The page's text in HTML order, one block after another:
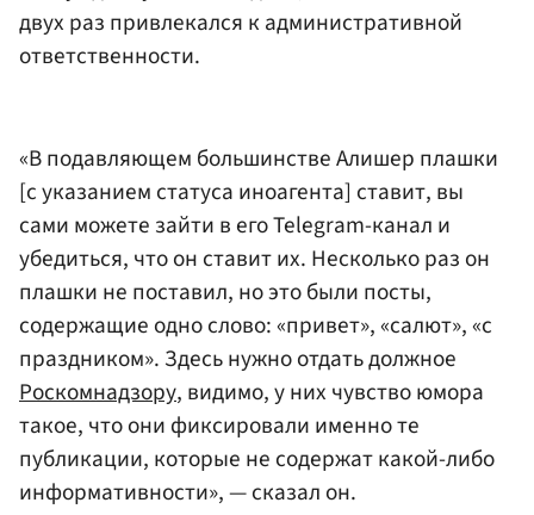
двух раз привлекался к административной
ответственности.
«В подавляющем большинстве Алишер плашки
[с указанием статуса иноагента] ставит, вы
сами можете зайти в его Telegram-канал и
убедиться, что он ставит их. Несколько раз он
плашки не поставил, но это были посты,
содержащие одно слово: «привет», «салют», «с
праздником». Здесь нужно отдать должное
Роскомнадзору, видимо, у них чувство юмора
такое, что они фиксировали именно те
публикации, которые не содержат какой-либо
информативности», — сказал он.